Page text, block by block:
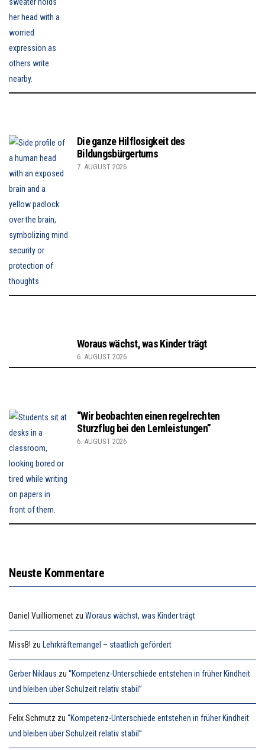
Die ganze Hilflosigkeit des
Bildungsbürgertums
7. AUGUST 2026
Woraus wächst, was Kinder trägt
6. AUGUST 2026
“Wir beobachten einen regelrechten
Sturzflug bei den Lernleistungen”
6. AUGUST 2026
Neuste Kommentare
Daniel Vuilliomenet zu Woraus wächst, was Kinder trägt
MissB! zu Lehrkräftemangel – staatlich gefördert
Gerber Niklaus zu “Kompetenz-Unterschiede entstehen in früher Kindheit
und bleiben über Schulzeit relativ stabil”
Felix Schmutz zu “Kompetenz-Unterschiede entstehen in früher Kindheit
und bleiben über Schulzeit relativ stabil”